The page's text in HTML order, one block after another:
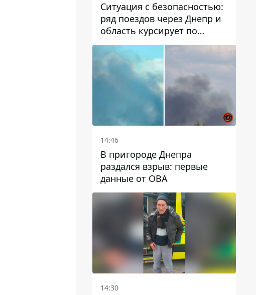
Ситуация с безопасностью:
ряд поездов через Днепр и
область курсирует по
измененному маршруту, а
часть пути заменили
автобусами и электричками
14:46
В пригороде Днепра
раздался взрыв: первые
данные от ОВА
14:30